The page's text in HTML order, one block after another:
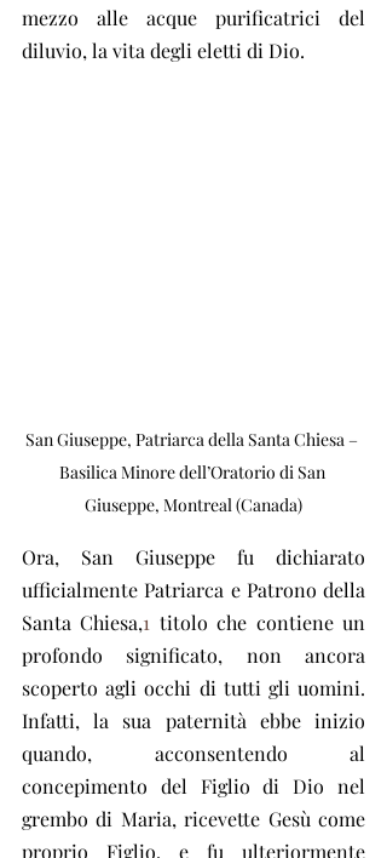
mezzo alle acque purificatrici del
diluvio, la vita degli eletti di Dio.
San Giuseppe, Patriarca della Santa Chiesa –
Basilica Minore dell’Oratorio di San
Giuseppe, Montreal (Canada)
Ora, San Giuseppe fu dichiarato
ufficialmente Patriarca e Patrono della
Santa Chiesa,1 titolo che contiene un
profondo significato, non ancora
scoperto agli occhi di tutti gli uomini.
Infatti, la sua paternità ebbe inizio
quando, acconsentendo al
concepimento del Figlio di Dio nel
grembo di Maria, ricevette Gesù come
proprio Figlio, e fu ulteriormente